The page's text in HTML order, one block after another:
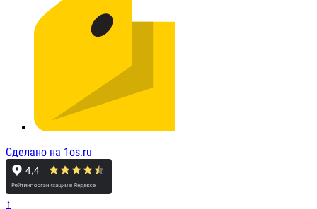
Сделано на 1os.ru
↑